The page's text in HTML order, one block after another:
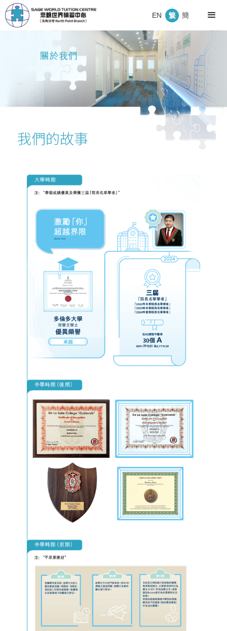
EN 簡
我們的故事